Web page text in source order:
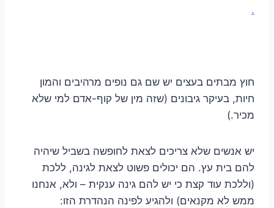
.
חוץ מבתים בעצים יש שם גם נופים מרהיבים והמון
חיות, בעיקר גיבונים (שזה מין של קוף-אדם למי שלא
מכיר.)
יש אנשים שלא צריכים לצאת לחופשה בשביל שיהיה
להם בית עץ. הם יכולים פשוט לצאת לגינה, ללכת
(וללכת עוד קצת כי יש להם גינה ענקית – ולא, אנחנו
ממש לא מקנאים) ולהגיע לפינה הנהדרת הזו: